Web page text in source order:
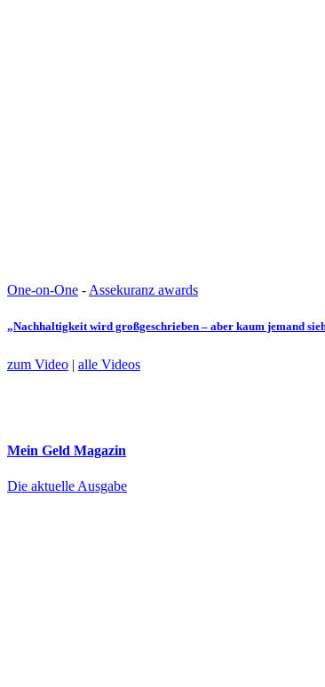
One-on-One - Assekuranz awards
„Nachhaltigkeit wird großgeschrieben – aber kaum jemand
zum Video | alle Videos
Mein Geld Magazin
Die aktuelle Ausgabe